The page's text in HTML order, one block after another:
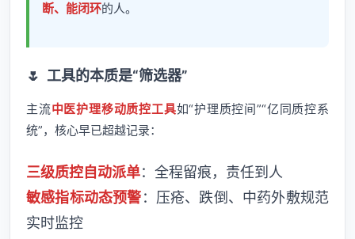
断、能闭环的人。
🌷 工具的本质是“筛选器”
主流中医护理移动质控工具如“护理质控间”“亿同质控系
统”，核心早已超越记录：
三级质控自动派单：全程留痕，责任到人
敏感指标动态预警：压疮、跌倒、中药外敷规范
实时监控